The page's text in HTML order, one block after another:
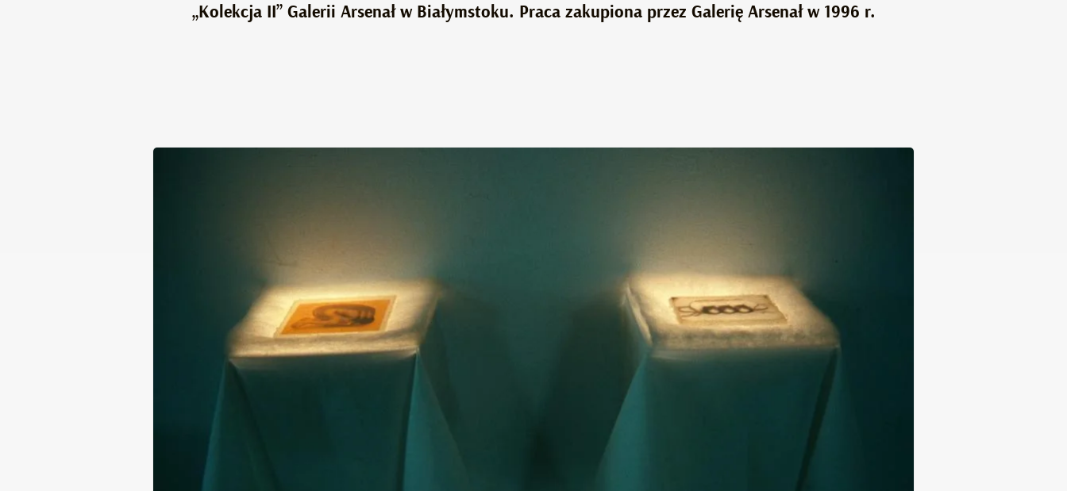
„Kolekcja II” Galerii Arsenał w Białymstoku. Praca zakupiona przez Galerię Arsenał w 1996 r.